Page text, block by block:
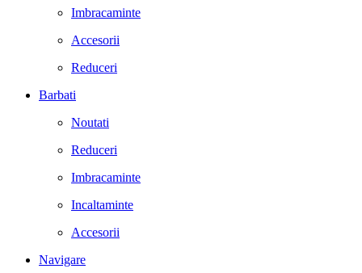
Imbracaminte
Accesorii
Reduceri
Barbati
Noutati
Reduceri
Imbracaminte
Incaltaminte
Accesorii
Navigare